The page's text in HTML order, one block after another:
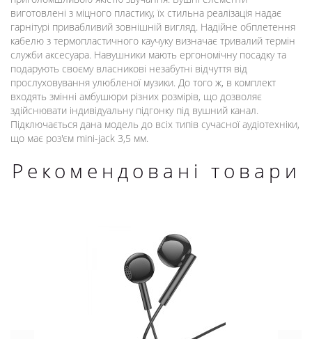
виготовлені з міцного пластику, їх стильна реалізація надає
гарнітурі привабливий зовнішній вигляд. Надійне обплетення
кабелю з термопластичного каучуку визначає тривалий термін
служби аксесуара. Навушники мають ергономічну посадку та
подарують своєму власникові незабутні відчуття від
прослуховування улюбленої музики. До того ж, в комплект
входять змінні амбушюри різних розмірів, що дозволяє
здійснювати індивідуальну підгонку під вушний канал.
Підключається дана модель до всіх типів сучасної аудіотехніки,
що має роз'єм mini-jack 3,5 мм.
Рекомендовані товари